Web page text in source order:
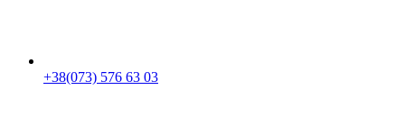
+38(073) 576 63 03